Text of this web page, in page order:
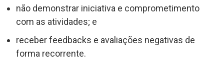
não demonstrar iniciativa e comprometimento
com as atividades; e
receber feedbacks e avaliações negativas de
forma recorrente.